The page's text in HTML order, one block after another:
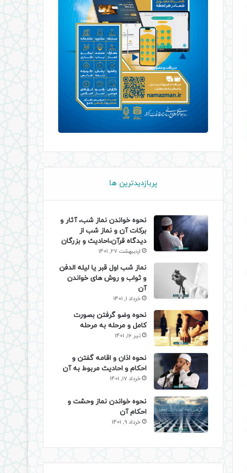
پربازدیدترین ها
نحوه خواندن نماز شب، آثار و
برکات آن و نماز شب از
دیدگاه قرآن،احادیث و بزرگان
اردیبهشت 27, 1401
نماز شب اول قبر یا لیله الدفن
و ثواب و روش های خواندن
آن
خرداد 1, 1401
نحوه وضو گرفتن بصورت
کامل و مرحله به مرحله
تیر 16, 1401
نحوه اذان و اقامه گفتن و
احکام و احادیث مربوط به آن
خرداد 17, 1401
نحوه خواندن نماز وحشت و
احکام آن
خرداد 9, 1401